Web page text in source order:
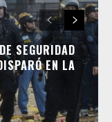
SEGURIDAD
EN LA